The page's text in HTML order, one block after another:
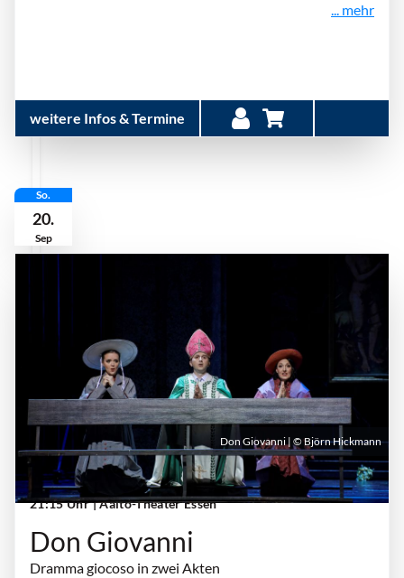
... mehr
weitere Infos & Termine
So.
20.
Sep
Sonntag, 20. September 2026 | 18:00 Uhr -
21:15 Uhr| Aalto-Theater Essen
Don Giovanni
Dramma giocoso in zwei Akten
Don Giovanni | © Björn Hickmann